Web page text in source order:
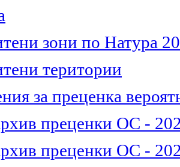
зони по Натура
територии
за преценка
преценки ОС -
преценки ОС -